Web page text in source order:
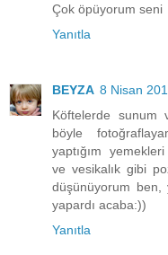
Çok öpüyorum seni
Yanıtla
BEYZA 8 Nisan
Köftelerde sunum
böyle
yaptığım
ve vesikalık gibi
düşünüyorum ben,
yapardı acaba:))
Yanıtla